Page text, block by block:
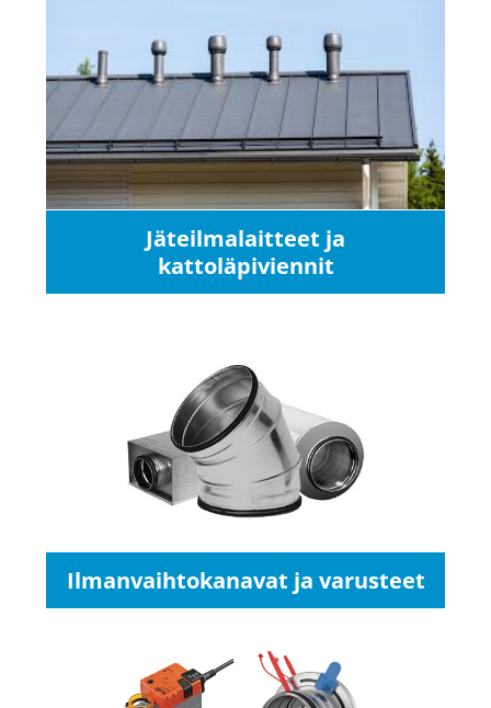
Jäteilmalaitteet ja
kattoläpiviennit
Ilmanvaihtokanavat ja varusteet